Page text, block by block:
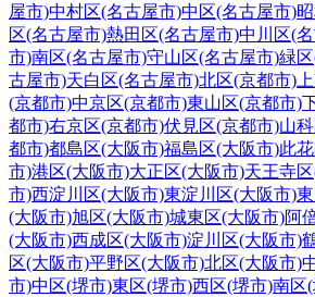
屋市)中村区(名古屋市)中区(名古屋市)
区(名古屋市)熱田区(名古屋市)中川区(
市)南区(名古屋市)守山区(名古屋市)緑
古屋市)天白区(名古屋市)北区(京都市)
(京都市)中京区(京都市)東山区(京都市)
都市)右京区(京都市)伏見区(京都市)山
都市)都島区(大阪市)福島区(大阪市)此
市)港区(大阪市)大正区(大阪市)天王寺
市)西淀川区(大阪市)東淀川区(大阪市)
(大阪市)旭区(大阪市)城東区(大阪市)阿
(大阪市)西成区(大阪市)淀川区(大阪市)
区(大阪市)平野区(大阪市)北区(大阪市)
市)中区(堺市)東区(堺市)西区(堺市)南区